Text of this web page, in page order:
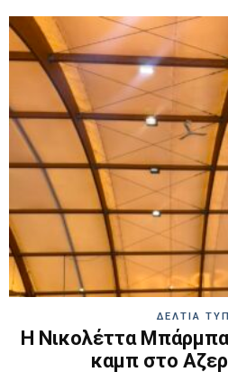
ΔΕΛΤΙΑ
Η Νικολέττα
καμπ στο